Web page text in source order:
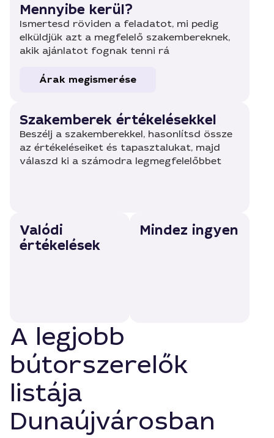
Mennyibe kerül?
Ismertesd röviden a feladatot, mi pedig
elküldjük azt a megfelelő szakembereknek,
akik ajánlatot fognak tenni rá
Árak megismerése
Szakemberek értékelésekkel
Beszélj a szakemberekkel, hasonlítsd össze
az értékeléseiket és tapasztalukat, majd
válaszd ki a számodra legmegfelelőbbet
Valódi
értékelések
Mindez ingyen
A legjobb
bútorszerelők
listája
Dunaújvárosban